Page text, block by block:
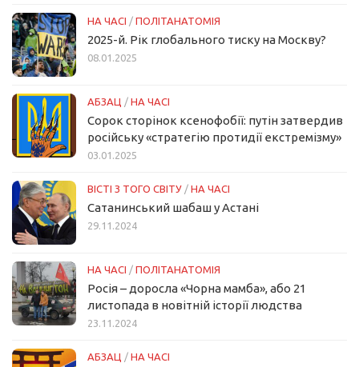
НА ЧАСІ / ПОЛІТАНАТОМІЯ
2025-й. Рік глобального тиску на Москву?
08.01.2025
АБЗАЦ / НА ЧАСІ
Сорок сторінок ксенофобії: путін затвердив
російську «стратегію протидії екстремізму»
03.01.2025
ВІСТІ З ТОГО СВІТУ / НА ЧАСІ
Сатанинський шабаш у Астані
29.11.2024
НА ЧАСІ / ПОЛІТАНАТОМІЯ
Росія – доросла «Чорна мамба», або 21
листопада в новітній історії людства
23.11.2024
АБЗАЦ / НА ЧАСІ